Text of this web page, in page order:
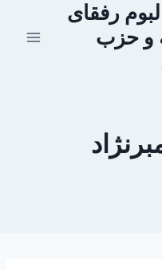
رفقای
و حزب